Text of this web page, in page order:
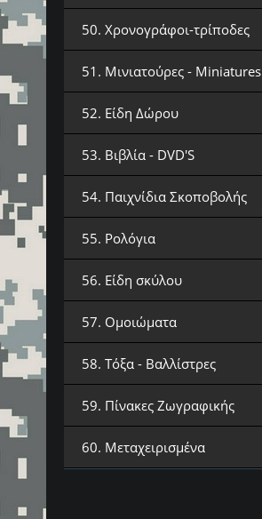
50. Χρονογράφοι-τρίποδες
51. Μινιατούρες - Miniatures
52. Είδη Δώρου
53. Βιβλία - DVD'S
54. Παιχνίδια Σκοποβολής
55. Ρολόγια
56. Είδη σκύλου
57. Ομοιώματα
58. Τόξα - Βαλλίστρες
59. Πίνακες Ζωγραφικής
60. Μεταχειρισμένα